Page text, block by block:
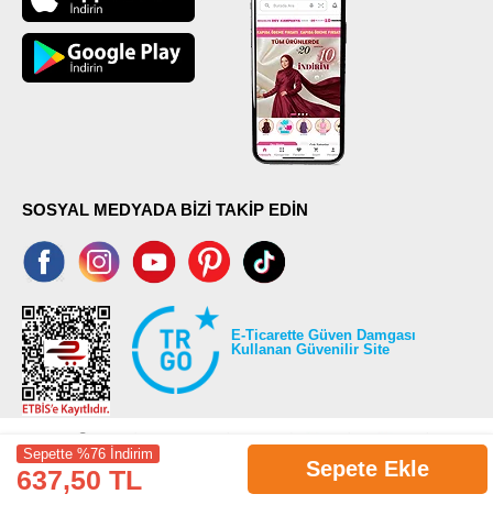
Sepette %76 İndirim
637,50 TL Sepete Ekle
SOSYAL MEDYADA BİZİ TAKİP EDİN
E-Ticarette Güven Damgası
Kullanan Güvenilir Site
©2026 Tüm modaselvim.com hakları saklıdır.